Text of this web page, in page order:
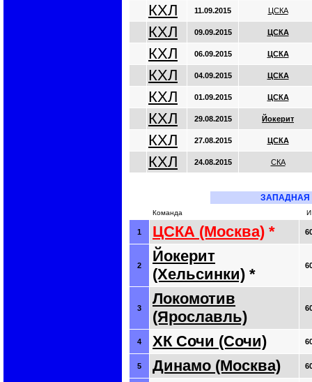
КХЛ 11.09.2015 ЦСКА
КХЛ 09.09.2015 ЦСКА
КХЛ 06.09.2015 ЦСКА
КХЛ 04.09.2015 ЦСКА
КХЛ 01.09.2015 ЦСКА
КХЛ 29.08.2015 Йокерит
КХЛ 27.08.2015 ЦСКА
КХЛ 24.08.2015 СКА
ЗАПАДНАЯ
Команда И
1 ЦСКА (Москва) *
2
Йокерит
(Хельсинки) *
3
Локомотив
(Ярославль)
4 ХК Сочи (Сочи)
5 Динамо (Москва)